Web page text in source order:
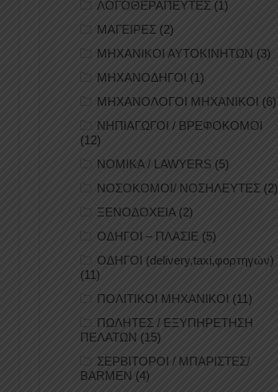
ΛΟΓΟΘΕΡΑΠΕΥΤΕΣ (1)
ΜΑΓΕΙΡΕΣ (2)
ΜΗΧΑΝΙΚΟΙ ΑΥΤΟΚΙΝΗΤΩΝ (3)
ΜΗΧΑΝΟΔΗΓΟΙ (1)
ΜΗΧΑΝΟΛΟΓΟΙ ΜΗΧΑΝΙΚΟΙ (6)
ΝΗΠΙΑΓΩΓΟΙ / ΒΡΕΦΟΚΟΜΟΙ
(12)
ΝΟΜΙΚΑ / LAWYERS (5)
ΝΟΣΟΚΟΜΟΙ/ ΝΟΣΗΛΕΥΤΕΣ (2)
ΞΕΝΟΔΟΧΕΙΑ(2)
ΟΔΗΓΟΙ – ΠΛΑΣΙΕ (5)
ΟΔΗΓΟΙ (delivery,taxi,φορτηγών)
(11)
ΠΟΛΙΤΙΚΟΙ ΜΗΧΑΝΙΚΟΙ (11)
ΠΩΛΗΤΕΣ / ΕΞΥΠΗΡΕΤΗΣΗ
ΠΕΛΑΤΩΝ (15)
ΣΕΡΒΙΤΟΡΟΙ / ΜΠΑΡΙΣΤΕΣ/
BARMEN (4)